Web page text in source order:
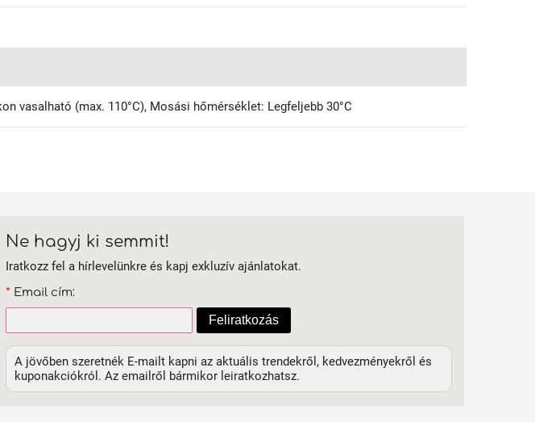
vasalható (max. 110°C), Mosási hőmérséklet: Legfeljebb 30°C
Ne hagyj ki semmit!
Iratkozz fel a hírlevelünkre és kapj exkluzív ajánlatokat.
* Email cím:
Feliratkozás
A jövőben szeretnék E-mailt kapni az aktuális trendekről, kedvezményekről és
kuponakciókról. Az emailről bármikor leiratkozhatsz.